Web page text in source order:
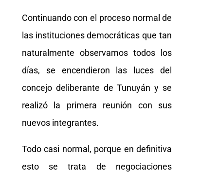
Continuando con el proceso normal de
las instituciones democráticas que tan
naturalmente observamos todos los
días, se encendieron las luces del
concejo deliberante de Tunuyán y se
realizó la primera reunión con sus
nuevos integrantes.
Todo casi normal, porque en definitiva
esto se trata de negociaciones